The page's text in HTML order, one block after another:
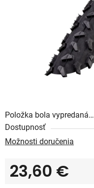
Položka bola vypredaná…
Dostupnosť
Možnosti doručenia
23,60 €